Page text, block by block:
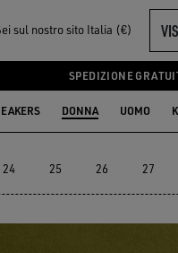
sul nostro sito Italia (€)
SPEDIZIONE
DONNA UOMO
24 25 26 27